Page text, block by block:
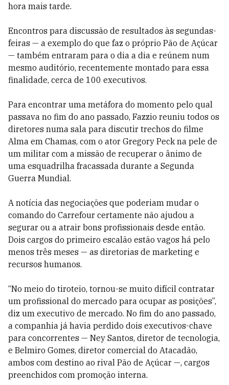
hora mais tarde.
Encontros para discussão de resultados às segundas-
feiras — a exemplo do que faz o próprio Pão de Açúcar
— também entraram para o dia a dia e reúnem num
mesmo auditório, recentemente montado para essa
finalidade, cerca de 100 executivos.
Para encontrar uma metáfora do momento pelo qual
passava no fim do ano passado, Fazzio reuniu todos os
diretores numa sala para discutir trechos do filme
Alma em Chamas, com o ator Gregory Peck na pele de
um militar com a missão de recuperar o ânimo de
uma esquadrilha fracassada durante a Segunda
Guerra Mundial.
A notícia das negociações que poderiam mudar o
comando do Carrefour certamente não ajudou a
segurar ou a atrair bons profissionais desde então.
Dois cargos do primeiro escalão estão vagos há pelo
menos três meses — as diretorias de marketing e
recursos humanos.
“No meio do tiroteio, tornou-se muito difícil contratar
um profissional do mercado para ocupar as posições”,
diz um executivo de mercado. No fim do ano passado,
a companhia já havia perdido dois executivos-chave
para concorrentes — Ney Santos, diretor de tecnologia,
e Belmiro Gomes, diretor comercial do Atacadão,
ambos com destino ao rival Pão de Açúcar —, cargos
preenchidos com promoção interna.